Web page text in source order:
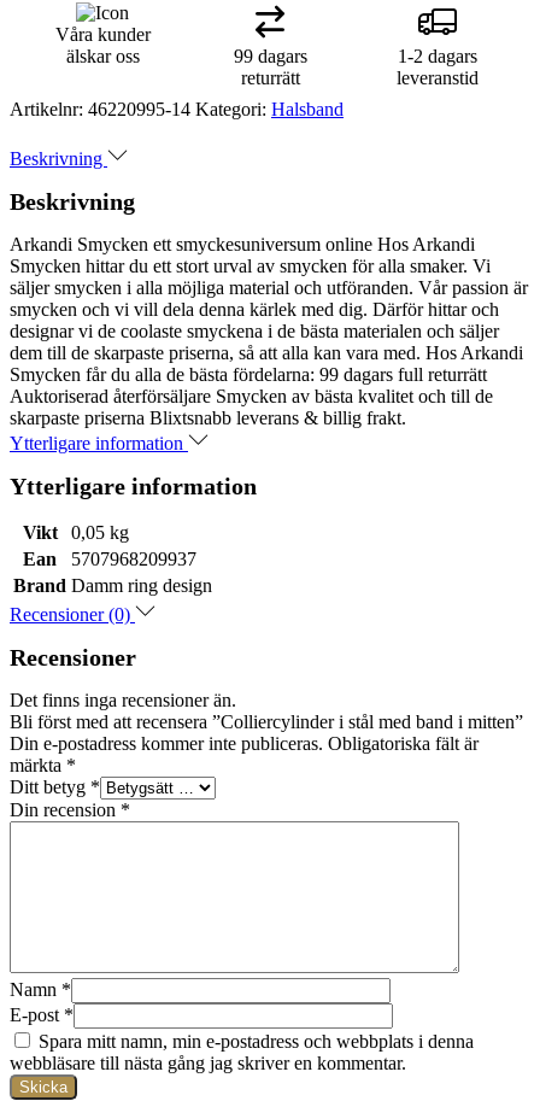
Våra kunder
älskar oss
99 dagars
returrätt
1-2 dagars
leveranstid
Artikelnr: 46220995-14 Kategori: Halsband
Beskrivning
Beskrivning
Arkandi Smycken ett smyckesuniversum online Hos Arkandi
Smycken hittar du ett stort urval av smycken för alla smaker. Vi
säljer smycken i alla möjliga material och utföranden. Vår passion är
smycken och vi vill dela denna kärlek med dig. Därför hittar och
designar vi de coolaste smyckena i de bästa materialen och säljer
dem till de skarpaste priserna, så att alla kan vara med. Hos Arkandi
Smycken får du alla de bästa fördelarna: 99 dagars full returrätt
Auktoriserad återförsäljare Smycken av bästa kvalitet och till de
skarpaste priserna Blixtsnabb leverans & billig frakt.
Ytterligare information
Ytterligare information
Vikt
0,05 kg
Ean
5707968209937
Brand Damm ring design
Recensioner (0)
Recensioner
Det finns inga recensioner än.
Bli först med att recensera ”Colliercylinder i stål med band i mitten”
Din e-postadress kommer inte publiceras. Obligatoriska fält är
märkta *
Ditt betyg *
Din recension *
Namn *
E-post *
Spara mitt namn, min e-postadress och webbplats i denna
webbläsare till nästa gång jag skriver en kommentar.